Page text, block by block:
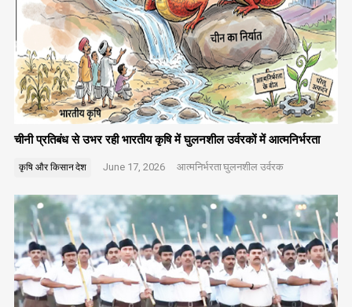
चीनी प्रतिबंध से उभर रही भारतीय कृषि में घुलनशील उर्वरकों में आत्मनिर्भरता
कृषि और किसानदेश June 17, 2026 आत्मनिर्भरताघुलनशील उर्वरक